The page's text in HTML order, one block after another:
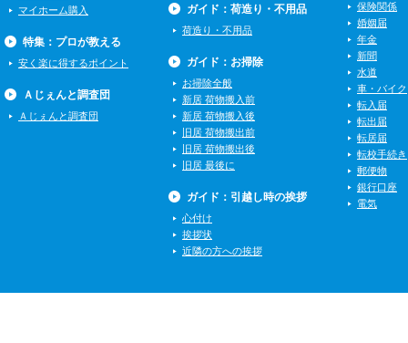
マイホーム購入
特集：プロが教える
安く楽に得するポイント
Ａじぇんと調査団
Ａじぇんと調査団
ガイド：荷造り・不用品
荷造り・不用品
ガイド：お掃除
お掃除全般
新居 荷物搬入前
新居 荷物搬入後
旧居 荷物搬出前
旧居 荷物搬出後
旧居 最後に
ガイド：引越し時の挨拶
心付け
挨拶状
近隣の方への挨拶
保険関係
婚姻届
年金
新聞
水道
車・バイク
転入届
転出届
転居届
転校手続き
郵便物
銀行口座
電気